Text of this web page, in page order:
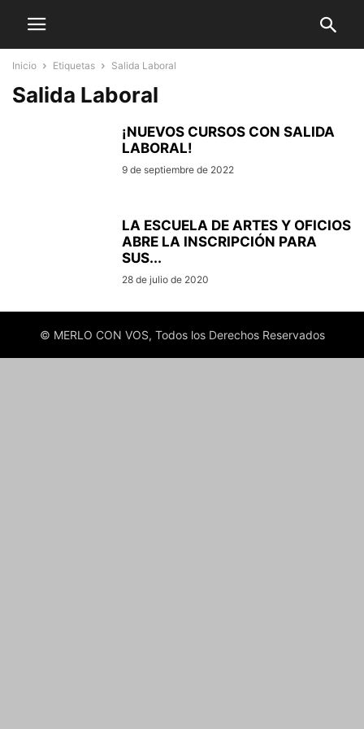
Inicio Etiquetas Salida Laboral
Salida Laboral
¡NUEVOS CURSOS CON SALIDA
LABORAL!
9 de septiembre de 2022
LA ESCUELA DE ARTES Y OFICIOS
ABRE LA INSCRIPCIÓN PARA
SUS...
28 de julio de 2020
© MERLO CON VOS, Todos los Derechos Reservados